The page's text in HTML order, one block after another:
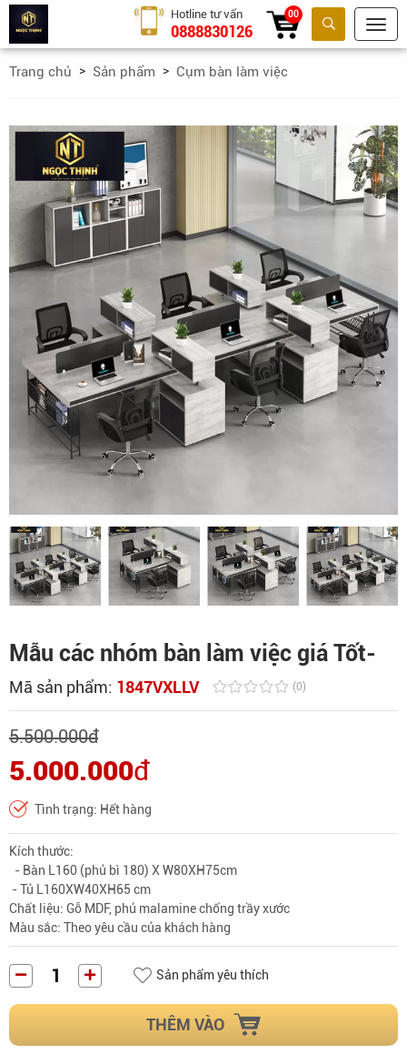
Tìm kiếm
Hotline tư vấn
0888830126
00
Trang chủ Sản phẩm Cụm bàn làm việc
Mẫu các nhóm bàn làm việc giá Tốt-
Mã sản phẩm: 1847VXLLV (0)
5.500.000đ
5.000.000đ
Tình trạng: Hết hàng
Kích thước:
- Bàn L160 (phủ bì 180) X W80XH75cm
- Tủ L160XW40XH65 cm
Chất liệu: Gỗ MDF, phủ malamine chống trầy xước
Màu sắc: Theo yêu cầu của khách hàng
Sản phẩm yêu thích
THÊM VÀO